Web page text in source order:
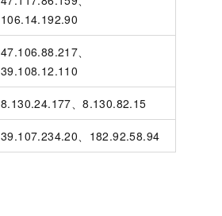
106.14.192.90
47.106.88.217、
39.108.12.110
8.130.24.177、8.130.82.15
39.107.234.20、182.92.58.94